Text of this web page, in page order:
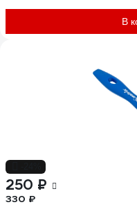
В
250 ₽
330 ₽